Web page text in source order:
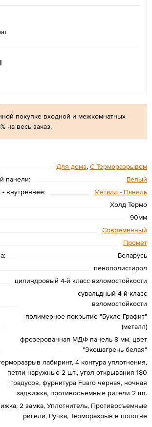
покупке входной и межкомнатных
на весь заказ.
Для дома, С Терморазрывом
панели:
Белый
внутреннее:
Металл - Панель
Холд Термо
90мм
Современный
Промет
Беларусь
пенополистирол
цилиндровый 4-й класс взломостойкости
сувальдный 4-й класс
взломостойкости
полимерное покрытие "Букле Графит"
(металл)
фрезерованная МДФ панель 8 мм. цвет
"Экошагрень белая"
лабиринт, 4 контура уплотнения,
петли наружные 2 шт., угол открывания 180
градусов, фурнитура Fuaro черная, ночная
задвижка, противосъемные ригели 2 шт.
2 замка, Уплотнитель, Противосъемные
ригели, Ручка, Терморазрыв в полотне